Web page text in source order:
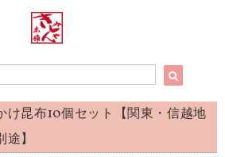
け昆布10個セット【関東・信越地
】